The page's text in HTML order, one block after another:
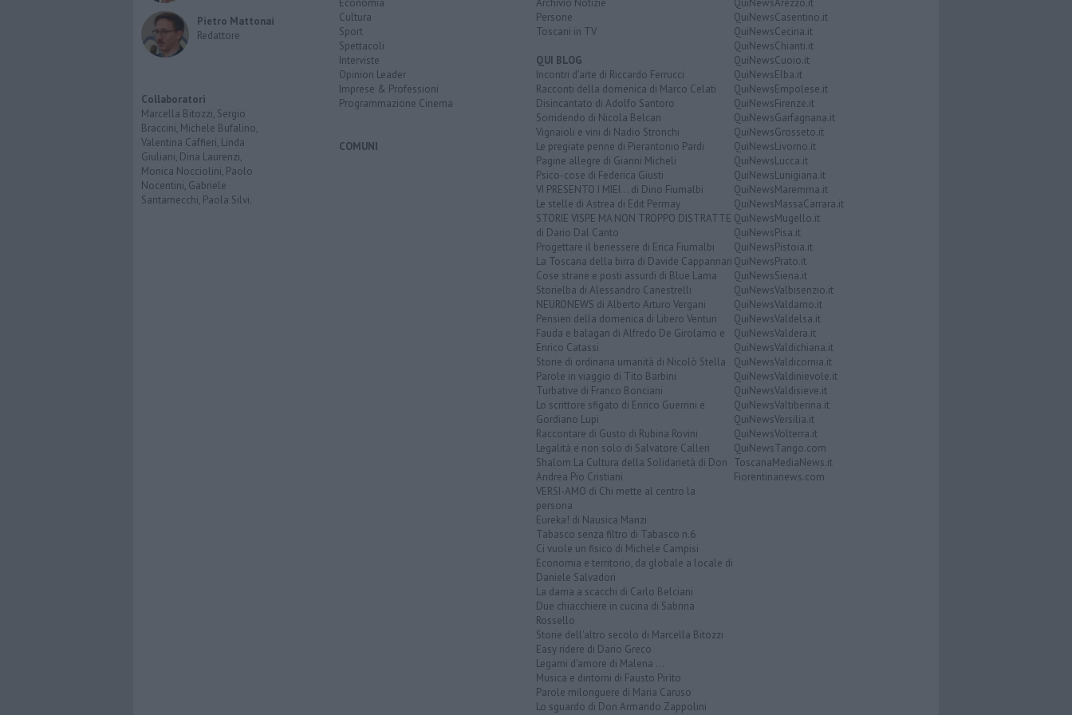
Pietro Mattonai
Redattore
Collaboratori
Marcella Bitozzi, Sergio
Braccini, Michele Bufalino,
Valentina Caffieri, Linda
Giuliani, Dina Laurenzi,
Monica Nocciolini, Paolo
Nocentini, Gabriele
Santarnecchi, Paola Silvi.
Economia
Cultura
Sport
Spettacoli
Interviste
Opinion Leader
Imprese & Professioni
Programmazione Cinema
COMUNI
Archivio Notizie
Persone
Toscani in TV
QUI BLOG
Incontri d'arte di Riccardo Ferrucci
Racconti della domenica di Marco Celati
Disincantato di Adolfo Santoro
Sorridendo di Nicola Belcari
Vignaioli e vini di Nadio Stronchi
Le pregiate penne di Pierantonio Pardi
Pagine allegre di Gianni Micheli
Psico-cose di Federica Giusti
VI PRESENTO I MIEI... di Dino Fiumalbi
Le stelle di Astrea di Edit Permay
STORIE VISPE MA NON TROPPO DISTRATTE
di Dario Dal Canto
Progettare il benessere di Erica Fiumalbi
La Toscana della birra di Davide Cappannari
Cose strane e posti assurdi di Blue Lama
Storielba di Alessandro Canestrelli
NEURONEWS di Alberto Arturo Vergani
Pensieri della domenica di Libero Venturi
Fauda e balagan di Alfredo De Girolamo e
Enrico Catassi
Storie di ordinaria umanità di Nicolò Stella
Parole in viaggio di Tito Barbini
Turbative di Franco Bonciani
Lo scrittore sfigato di Enrico Guerrini e
Gordiano Lupi
Raccontare di Gusto di Rubina Rovini
Legalità e non solo di Salvatore Calleri
Shalom La Cultura della Solidarietà di Don
Andrea Pio Cristiani
VERSI-AMO di Chi mette al centro la
persona
Eureka! di Nausica Manzi
Tabasco senza filtro di Tabasco n.6
Ci vuole un fisico di Michele Campisi
Economia e territorio, da globale a locale di
Daniele Salvadori
La dama a scacchi di Carlo Belciani
Due chiacchiere in cucina di Sabrina
Rossello
Storie dell'altro secolo di Marcella Bitozzi
Easy ridere di Dario Greco
Legami d'amore di Malena ...
Musica e dintorni di Fausto Pirìto
Parole milonguere di Maria Caruso
Lo sguardo di Don Armando Zappolini
QuiNewsArezzo.it
QuiNewsCasentino.it
QuiNewsCecina.it
QuiNewsChianti.it
QuiNewsCuoio.it
QuiNewsElba.it
QuiNewsEmpolese.it
QuiNewsFirenze.it
QuiNewsGarfagnana.it
QuiNewsGrosseto.it
QuiNewsLivorno.it
QuiNewsLucca.it
QuiNewsLunigiana.it
QuiNewsMaremma.it
QuiNewsMassaCarrara.it
QuiNewsMugello.it
QuiNewsPisa.it
QuiNewsPistoia.it
QuiNewsPrato.it
QuiNewsSiena.it
QuiNewsValbisenzio.it
QuiNewsValdarno.it
QuiNewsValdelsa.it
QuiNewsValdera.it
QuiNewsValdichiana.it
QuiNewsValdicornia.it
QuiNewsValdinievole.it
QuiNewsValdisieve.it
QuiNewsValtiberina.it
QuiNewsVersilia.it
QuiNewsVolterra.it
QuiNewsTango.com
ToscanaMediaNews.it
Fiorentinanews.com